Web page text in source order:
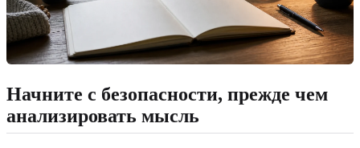
Начните с безопасности, прежде чем
анализировать мысль